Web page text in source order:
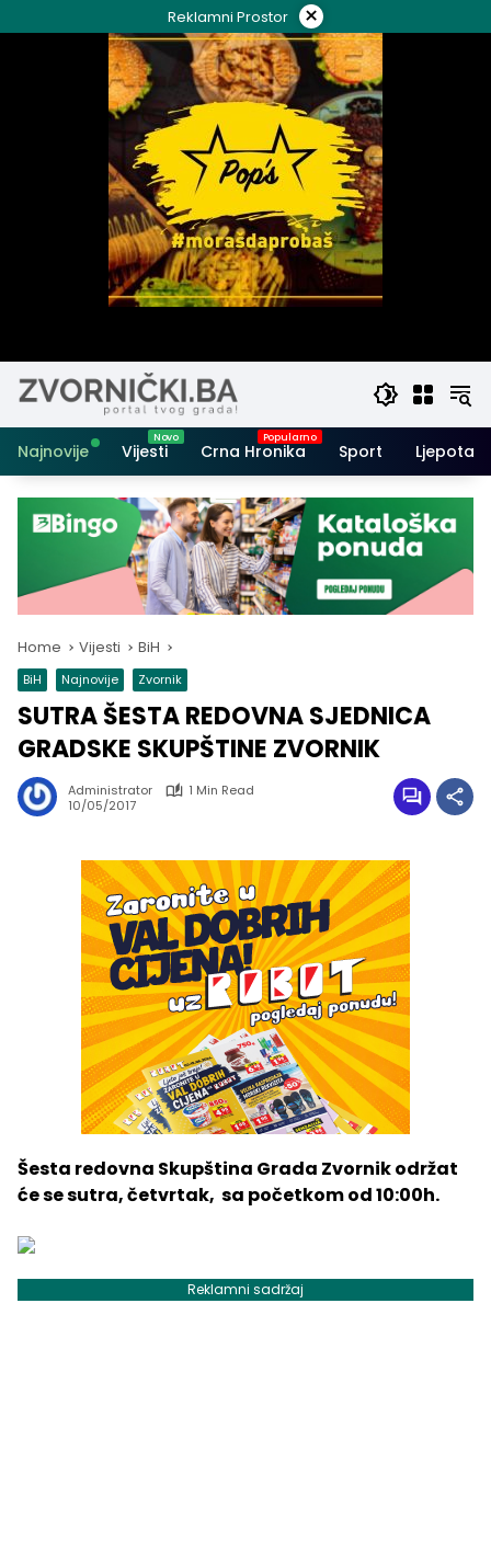
to
Reklamni Prostor ×
Najnovije Vijesti Crna Hronika Sport Ljepota i
Home Vijesti BiH
BiH Najnovije Zvornik
SUTRA ŠESTA REDOVNA SJEDNICA
GRADSKE SKUPŠTINE ZVORNIK
Administrator
1 Min Read
10/05/2017
Šesta redovna Skupština Grada Zvornik održat
će se sutra, četvrtak, sa početkom od 10:00h.
Reklamni sadržaj